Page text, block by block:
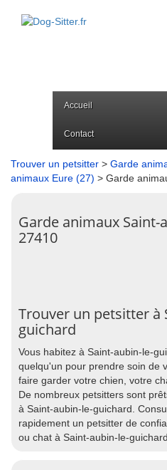
Accueil
Contact
Trouver un petsitter > Garde
animaux Eure (27) > Garde
Garde animaux Saint-
27410
Trouver un petsitter à
guichard
Vous habitez à Saint-aubin-le-
quelqu'un pour prendre soin de
faire garder votre chien, votre
De nombreux petsitters sont
à Saint-aubin-le-guichard.
rapidement un petsitter de
ou chat à Saint-aubin-le-